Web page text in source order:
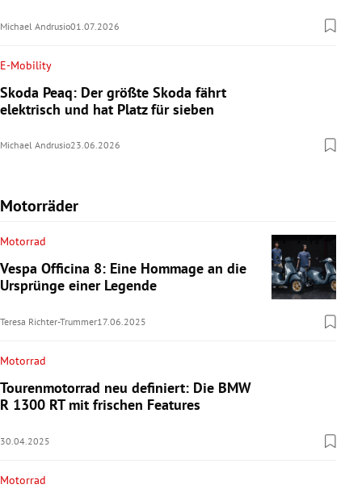
Michael Andrusio01.07.2026
E-Mobility
Skoda Peaq: Der größte Skoda fährt
elektrisch und hat Platz für sieben
Michael Andrusio23.06.2026
Motorräder
Motorrad
Vespa Officina 8: Eine Hommage an die
Ursprünge einer Legende
Teresa Richter-Trummer17.06.2025
Motorrad
Tourenmotorrad neu definiert: Die BMW
R 1300 RT mit frischen Features
30.04.2025
Motorrad